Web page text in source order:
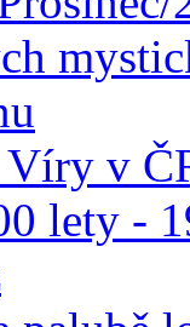
Víry v
lety -